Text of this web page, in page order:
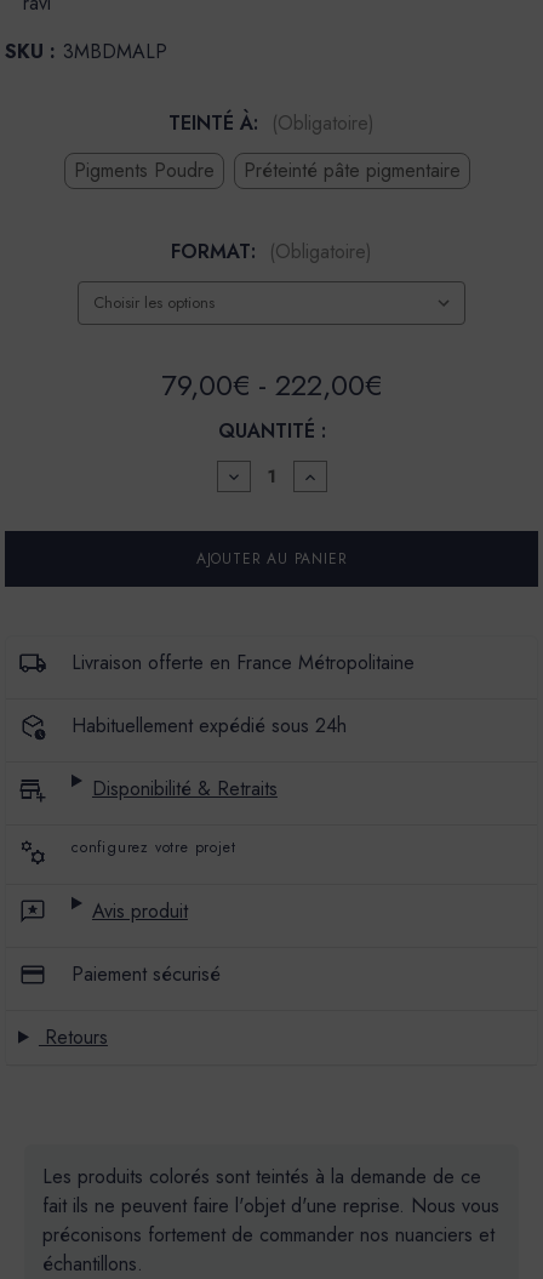
SKU : 3MBDMALP
TEINTÉ À:
(Obligatoire)
Pigments Poudre
Préteinté pâte pigmentaire
FORMAT: (Obligatoire)
79,00€ - 222,00€
QUANTITÉ :
DIMINUER
LA
POUR
BADIGEON
CHAUX
COULEUR
ALPHONSE
AUGMENTER
LA
POUR
BADIGEON
CHAUX
COULEUR
ALPHONSE
Livraison offerte en France Métropolitaine
Habituellement expédié sous 24h
Disponibilité & Retraits
configurez votre projet
Avis produit
Paiement sécurisé
Retours
Les produits colorés sont teintés à la demande de ce
fait ils ne peuvent faire l'objet d'une reprise. Nous vous
préconisons fortement de commander nos nuanciers et
échantillons.